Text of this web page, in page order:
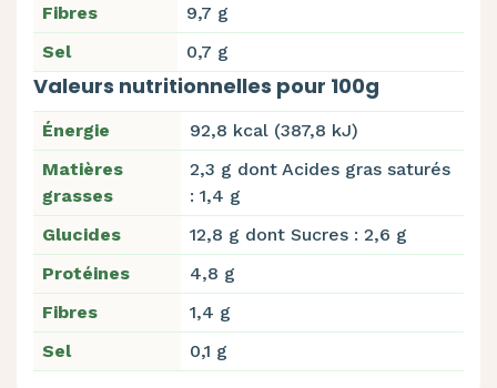
Fibres
9,7 g
Sel
0,7 g
Valeurs nutritionnelles pour 100g
Énergie
92,8 kcal (387,8 kJ)
Matières
grasses
2,3 g dont Acides gras saturés
: 1,4 g
Glucides
12,8 g dont Sucres : 2,6 g
Protéines
4,8 g
Fibres
1,4 g
Sel
0,1 g